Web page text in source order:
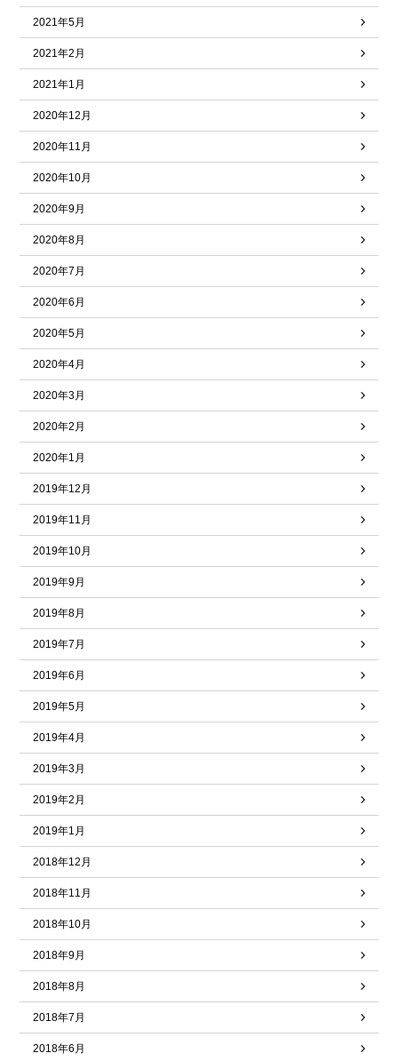
2021年5月
2021年2月
2021年1月
2020年12月
2020年11月
2020年10月
2020年9月
2020年8月
2020年7月
2020年6月
2020年5月
2020年4月
2020年3月
2020年2月
2020年1月
2019年12月
2019年11月
2019年10月
2019年9月
2019年8月
2019年7月
2019年6月
2019年5月
2019年4月
2019年3月
2019年2月
2019年1月
2018年12月
2018年11月
2018年10月
2018年9月
2018年8月
2018年7月
2018年6月